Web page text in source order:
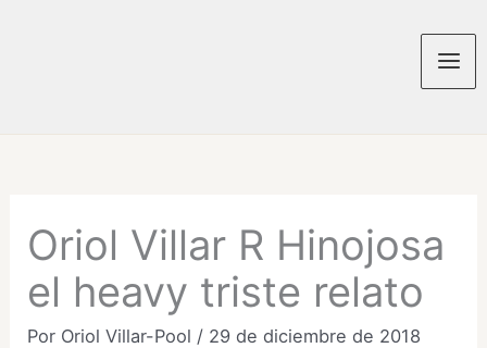
Oriol Villar R Hinojosa
el heavy triste relato
Por Oriol Villar-Pool / 29 de diciembre de 2018